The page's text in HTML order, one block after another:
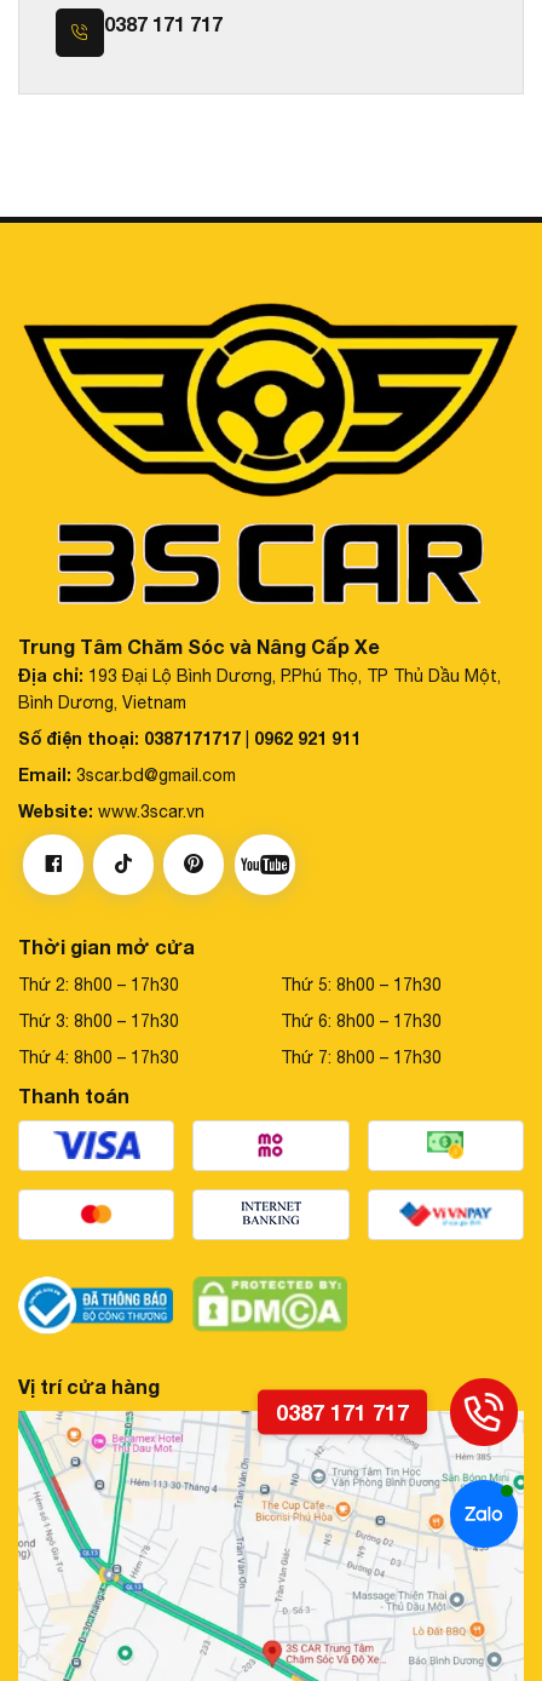
0387 171 717
Trung Tâm Chăm Sóc và Nâng Cấp Xe
Địa chỉ: 193 Đại Lộ Bình Dương, P.Phú Thọ, TP Thủ Dầu Một,
Bình Dương, Vietnam
Số điện thoại: 0387171717
0962 921 911
Email: 3scar.bd@gmail.com
Website: www.3scar.vn
Thời gian mở cửa
Thứ 2: 8h00 – 17h30
Thứ 3: 8h00 – 17h30
Thứ 4: 8h00 – 17h30
Thứ 5: 8h00 – 17h30
Thứ 6: 8h00 – 17h30
Thứ 7: 8h00 – 17h30
Thanh toán
Vị trí cửa hàng